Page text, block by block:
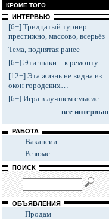
КРОМЕ ТОГО
ИНТЕРВЬЮ
[6+] Тридцатый турнир:
престижно, массово, всерьёз
Тема, поднятая ранее
[6+] Эти знаки – к ремонту
[12+] Эта жизнь не видна из
окон городских…
[6+] Игра в лучшем смысле
все интервью
РАБОТА
Вакансии
Резюме
ПОИСК
ОБЪЯВЛЕНИЯ
Продам